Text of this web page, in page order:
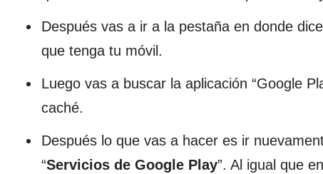
Después vas a ir a la pestaña en donde
que tenga tu móvil.
Luego vas a buscar la aplicación “Google
caché.
Después lo que vas a hacer es ir
“Servicios de Google Play”. Al igual que